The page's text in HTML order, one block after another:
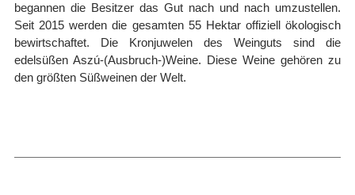
begannen die Besitzer das Gut nach und nach umzustellen.
Seit 2015 werden die gesamten 55 Hektar offiziell ökologisch
bewirtschaftet. Die Kronjuwelen des Weinguts sind die
edelsüßen Aszú-(Ausbruch-)Weine. Diese Weine gehören zu
den größten Süßweinen der Welt.